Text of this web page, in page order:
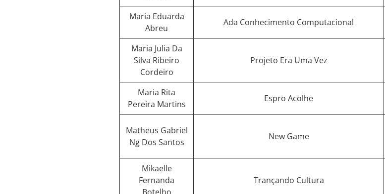
Maria Eduarda
Abreu
Ada Conhecimento Computacional
Maria Julia Da
Silva Ribeiro
Cordeiro
Projeto Era Uma Vez
Maria Rita
Pereira Martins
Espro Acolhe
Matheus Gabriel
Ng Dos Santos
New Game
Mikaelle
Fernanda
Trançando Cultura